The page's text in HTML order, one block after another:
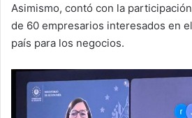
Asimismo, contó con la
de 60 empresarios interesados en
país para los negocios.